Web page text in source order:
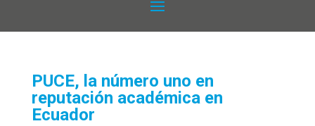
PUCE, la número uno en
reputación académica en
Ecuador